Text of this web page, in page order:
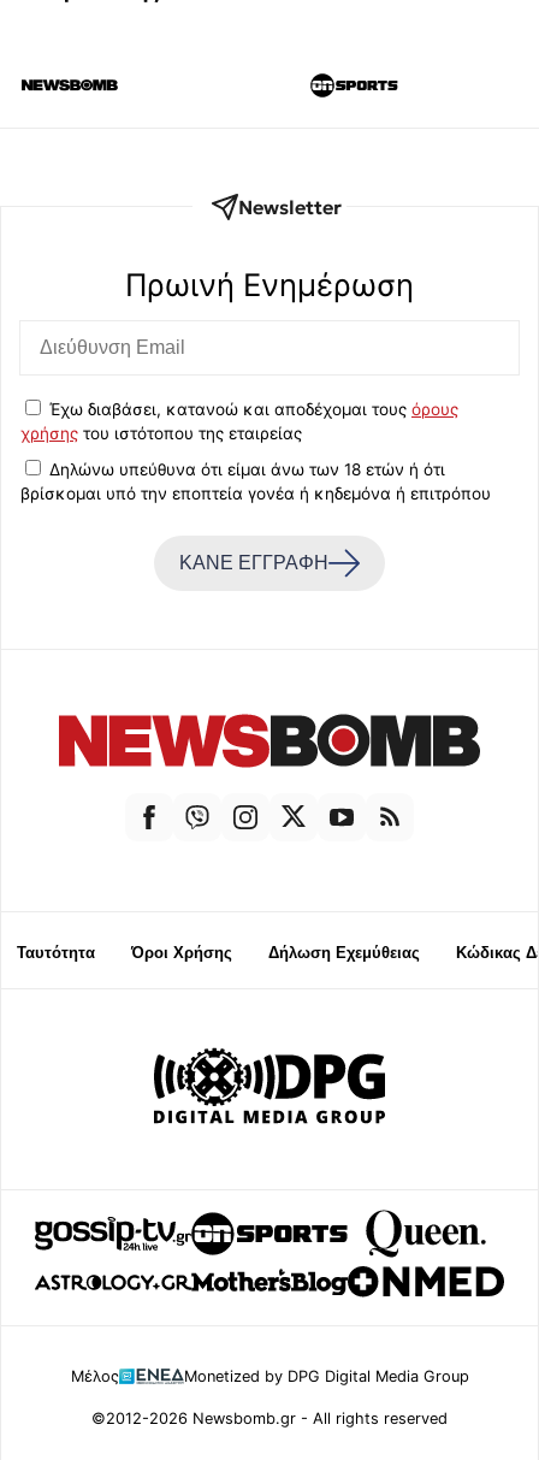
Newsletter
Πρωινή Eνημέρωση
Έχω διαβάσει, κατανοώ και αποδέχομαι τους όρους
χρήσης του ιστότοπου της εταιρείας
Δηλώνω υπεύθυνα ότι είμαι άνω των 18 ετών ή ότι
βρίσκομαι υπό την εποπτεία γονέα ή κηδεμόνα ή επιτρόπου
ΚΑΝΕ ΕΓΓΡΑΦΗ
Ταυτότητα Όροι Χρήσης Δήλωση Εχεμύθειας Κώδικας
Μέλος Monetized by DPG Digital Media Group
©2012-2026 Newsbomb.gr - All rights reserved